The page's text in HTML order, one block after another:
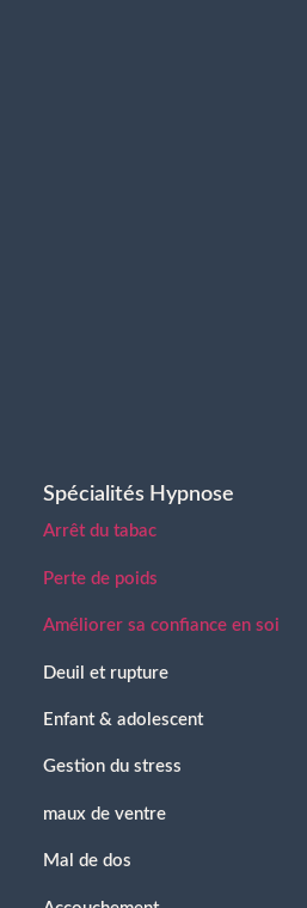
Spécialités Hypnose
Arrêt du tabac
Perte de poids
Améliorer sa confiance en soi
Deuil et rupture
Enfant & adolescent
Gestion du stress
maux de ventre
Mal de dos